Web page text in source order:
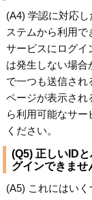
(A4) 学認に対応
ステムから利用
サービスにログイ
は発生しない場
で一つも送信され
ページが表示され
ら利用可能なサ
ください。
(Q5) 正しいID
グインできませ
(A5) これにはいく